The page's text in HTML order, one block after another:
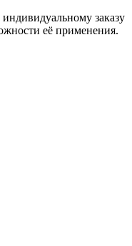
заказу
её применения.